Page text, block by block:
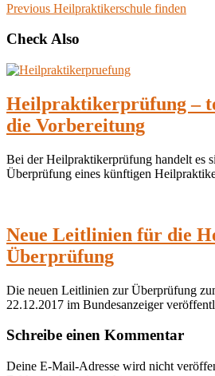
Previous Heilpraktikerschule finden
Check Also
Heilpraktikerprüfung –
die Vorbereitung
Bei der Heilpraktikerprüfung handelt es
Überprüfung eines künftigen
Neue Leitlinien für die
Überprüfung
Die neuen Leitlinien zur Überprüfung
22.12.2017 im Bundesanzeiger
Schreibe einen Kommentar
Deine E-Mail-Adresse wird nicht